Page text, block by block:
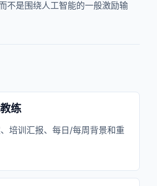
不是围绕人工智能的一般激励输
练
培训汇报、每日/每周背景和重